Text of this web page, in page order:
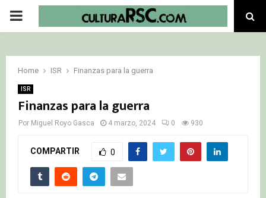
PRIMARY
Home ISR Finanzas para la guerra
ISR
Finanzas para la guerra
Por Miguel Royo Gasca 4 marzo, 2024 0 930
COMPARTIR 0